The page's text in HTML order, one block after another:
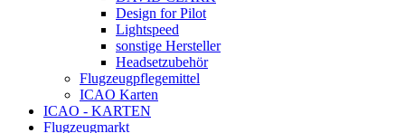
Design for Pilot
Lightspeed
sonstige Hersteller
Headsetzubehör
Flugzeugpflegemittel
ICAO Karten
ICAO - KARTEN
Flugzeugmarkt